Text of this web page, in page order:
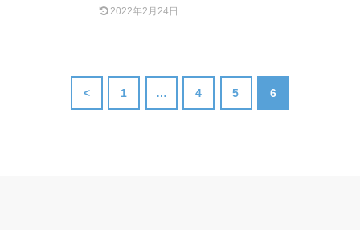
2022年2月24日
< 1 … 4 5 6